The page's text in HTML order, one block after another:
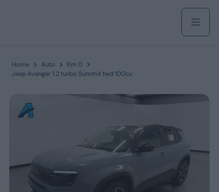
Azienda
Servizi
Marchi
Home Auto
Km 0
Jeep Avenger 1.2 turbo Summit fwd 100cv